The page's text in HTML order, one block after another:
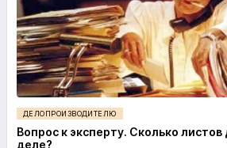
ДЕЛОПРОИЗВОДИТЕЛЮ
Вопрос к эксперту. Сколько
деле?